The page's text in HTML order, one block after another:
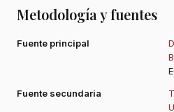
Metodología y fuentes
Fuente principal
Fuente secundaria